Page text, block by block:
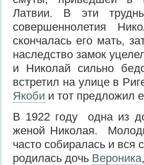
Латвии. В эти
совершеннолетия
скончалась его мать,
наследство замок
и Николай сильно
встретил на улице в
Якоби и тот предложил
В 1922 году одна из
женой Николая.
часто собиралась и
родилась дочь Вероника